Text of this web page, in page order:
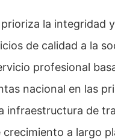
la integridad
de calidad a la
profesional
nacional en las
infraestructura de
a largo